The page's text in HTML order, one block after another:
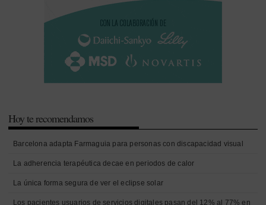
Hoy te recomendamos
Barcelona adapta Farmaguia para personas con discapacidad visual
La adherencia terapéutica decae en periodos de calor
La única forma segura de ver el eclipse solar
Los pacientes usuarios de servicios digitales pasan del 12% al 77% en